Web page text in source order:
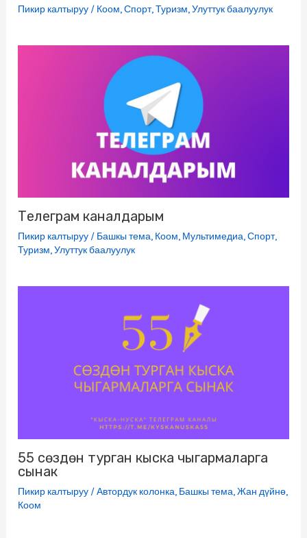
Пикир калтыруу / Коом,Спорт,Туризм,Улуттук баалуулук
Телеграм каналдарым
Пикир калтыруу / Башкы тема, Коом, Мультимедиа,Спорт,
Туризм,Улуттук баалуулук
55 сөздөн турган кыска чыгармаларга
сынак
Пикир калтыруу /Автордук колонка, Башкы тема,Жан дүйнө,
Коом